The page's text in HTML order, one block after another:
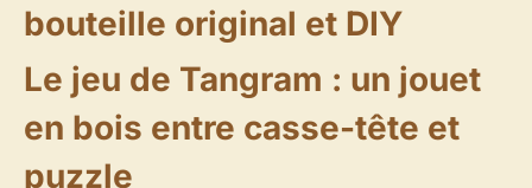
bouteille original et DIY
Le jeu de Tangram : un jouet
en bois entre casse-tête et
puzzle